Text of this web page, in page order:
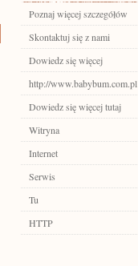
Poznaj więcej szczegółów
Skontaktuj się z nami
Dowiedz się więcej
http://www.babybum.com.pl
Dowiedz się więcej tutaj
Witryna
Internet
Serwis
Tu
HTTP